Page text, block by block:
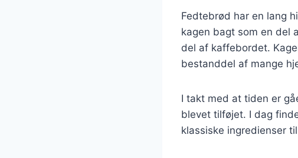
Fedtebrød har en lang
kagen bagt som en del
del af kaffebordet.
bestanddel af mange
I takt med at tiden er
blevet tilføjet. I dag
klassiske ingredienser